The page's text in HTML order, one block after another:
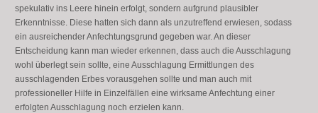
spekulativ ins Leere hinein erfolgt, sondern aufgrund plausibler
Erkenntnisse. Diese hatten sich dann als unzutreffend erwiesen, sodass
ein ausreichender Anfechtungsgrund gegeben war. An dieser
Entscheidung kann man wieder erkennen, dass auch die Ausschlagung
wohl überlegt sein sollte, eine Ausschlagung Ermittlungen des
ausschlagenden Erbes vorausgehen sollte und man auch mit
professioneller Hilfe in Einzelfällen eine wirksame Anfechtung einer
erfolgten Ausschlagung noch erzielen kann.